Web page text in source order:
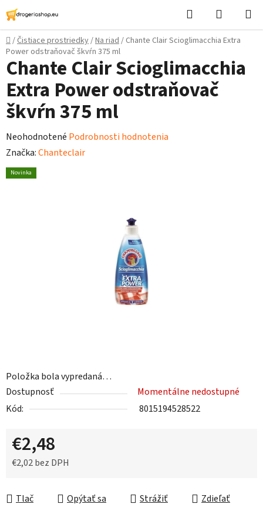
Prejsť
na
obsah
Hľadať
košík
Domov
/Čistiace prostriedky/Na riad/ Chante Clair Scioglimacchia Extra
Power odstraňovač škvŕn 375 ml
Položka bola vypredaná…
Dostupnosť
Momentálne nedostupné
Kód:
8015194528522
€2,48
€2,02 bez DPH
Tlač
Opýtať sa Strážiť Zdieľať
Chante Clair Scioglimacchia
Extra Power odstraňovač
škvŕn 375 ml
Priemerné
hodnotenie
produktu
Neohodnotené Podrobnosti hodnotenia
Značka:Chanteclair
Novinka